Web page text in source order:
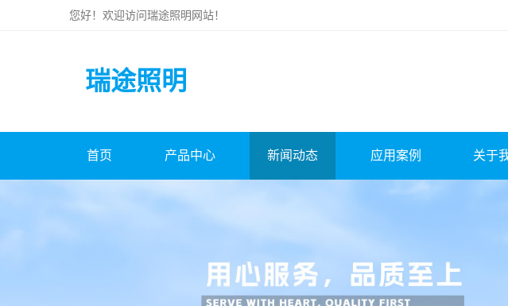
您好！欢迎访问瑞途照明 网站！
瑞途照明
首页 产品中心 新闻动态 应用案例 关于